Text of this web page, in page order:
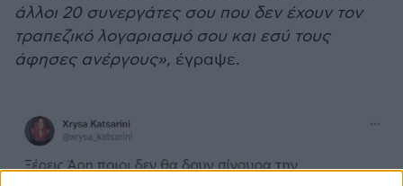
άλλοι 20 συνεργάτες σου που δεν έχουν τον
τραπεζικό λογαριασμό σου και εσύ τους
άφησες ανέργους», έγραψε.